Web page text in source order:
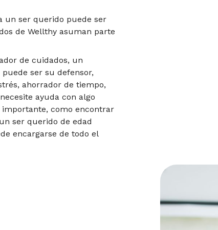
un ser querido puede ser
de Wellthy asuman parte
de cuidados, un
ser su defensor,
ahorrador de tiempo,
ayuda con algo
como encontrar
ser querido de edad
encargarse de todo el